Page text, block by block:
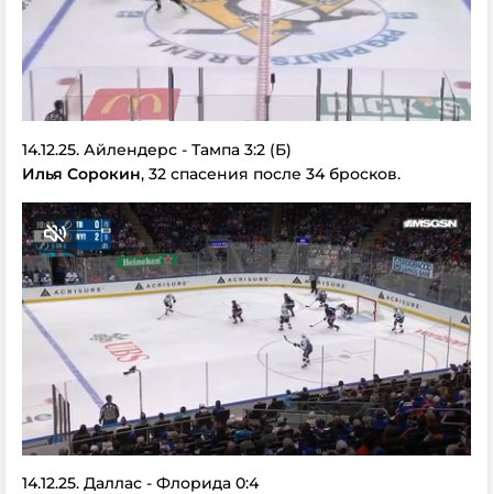
14.12.25. Айлендерс - Тампа 3:2 (Б)
Илья Сорокин, 32 спасения после 34 бросков.
14.12.25. Даллас - Флорида 0:4